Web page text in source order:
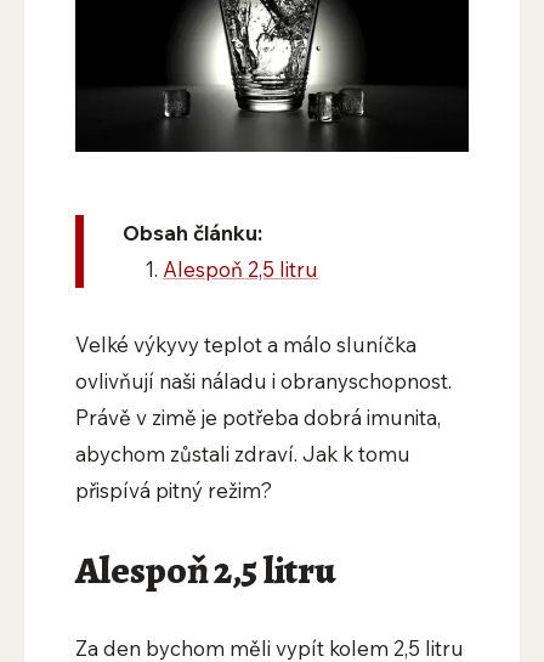
Obsah článku:
Alespoň 2,5 litru
Velké výkyvy teplot a málo sluníčka
ovlivňují naši náladu i obranyschopnost.
Právě v zimě je potřeba dobrá imunita,
abychom zůstali zdraví. Jak k tomu
přispívá pitný režim?
Alespoň 2,5 litru
Za den bychom měli vypít kolem 2,5 litru